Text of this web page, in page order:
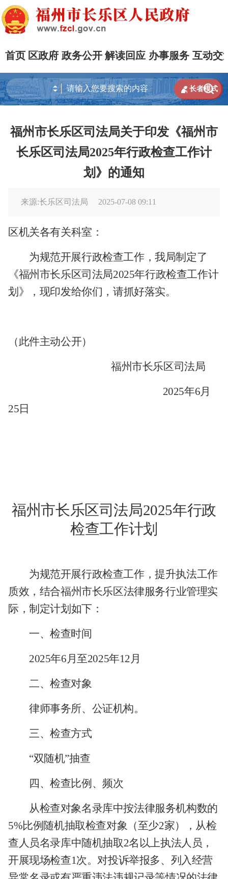
首页 区政府 政务公开 解读回应 办事服务 互动交

 长者模式
福州市长乐区司法局关于印发《福州市
长乐区司法局2025年行政检查工作计
划》的通知
来源:长乐区司法局 2025-07-08 09:11
区机关各有关科室 ：
为规范开展行政检查工作，我局制定了
《福州市长乐区司法局2025年行政检查工作计
划》，现印发给你们，请抓好落实。
（此件主动公开）
福州市长乐区司法局
2025年6月
25日
福州市长乐区司法局2025年行政
检查工作计划
为规范开展行政检查工作，提升执法工作
质效，结合福州市长乐区法律服务行业管理实
际，制定计划如下：
一、检查时间
2025年6 月至2025年12月
二、检查对象
律师事务所、公证机构。
三、检查方式
“双随机”抽查
四、检查比例、频次
从检查对象名录库中按法律服务机构数的
5%比例随机抽取检查对象（至少2家），从检
查人员名录库中随机抽取2名以上执法人员，
开展现场检查1次。对投诉举报多、列入经营